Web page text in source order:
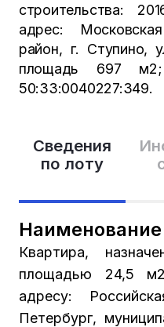
Сведения
по лоту
Наименование
Квартира,
площадью 24,5
адресу:
Петербург,
строительства:
адрес:
район, г. Ступино,
площадь 697 м2;
50:33:0040227:349.